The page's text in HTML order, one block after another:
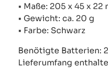
• Maße: 205 x 45 x 22
• Gewicht: ca. 20 g
• Farbe: Schwarz
Benötigte Batterien:
Lieferumfang